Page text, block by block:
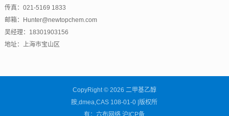
传真：021-5169 1833
邮箱：Hunter@newtopchem.com
吴经理：18301903156
地址：上海市宝山区
CopyRight © 2026 二甲基乙醇
胺,dmea,CAS 108-01-0 |版权所
有：六布网络沪ICP备